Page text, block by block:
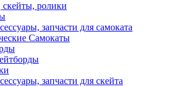
ролики
запчасти для самоката
Самокаты
запчасти для скейта